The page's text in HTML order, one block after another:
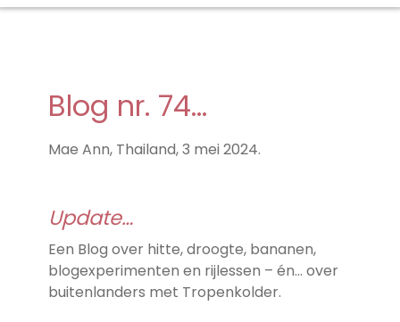
Blog nr. 74…
Mae Ann, Thailand, 3 mei 2024.
Update…
Een Blog over hitte, droogte, bananen,
blogexperimenten en rijlessen – én… over
buitenlanders met Tropenkolder.